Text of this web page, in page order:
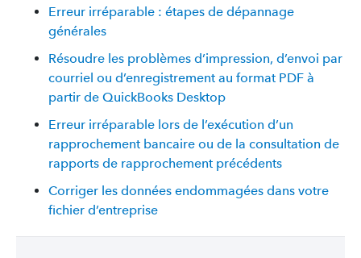
Erreur irréparable : étapes de dépannage
générales
Résoudre les problèmes d’impression, d’envoi par
courriel ou d’enregistrement au format PDF à
partir de QuickBooks Desktop
Erreur irréparable lors de l’exécution d’un
rapprochement bancaire ou de la consultation de
rapports de rapprochement précédents
Corriger les données endommagées dans votre
fichier d’entreprise